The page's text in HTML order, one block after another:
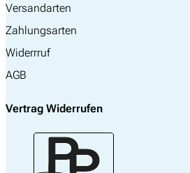
Versandarten
Zahlungsarten
Widerrruf
AGB
Vertrag Widerrufen